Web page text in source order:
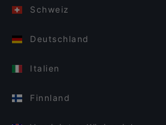
Schweiz
Deutschland
Italien
Finnland